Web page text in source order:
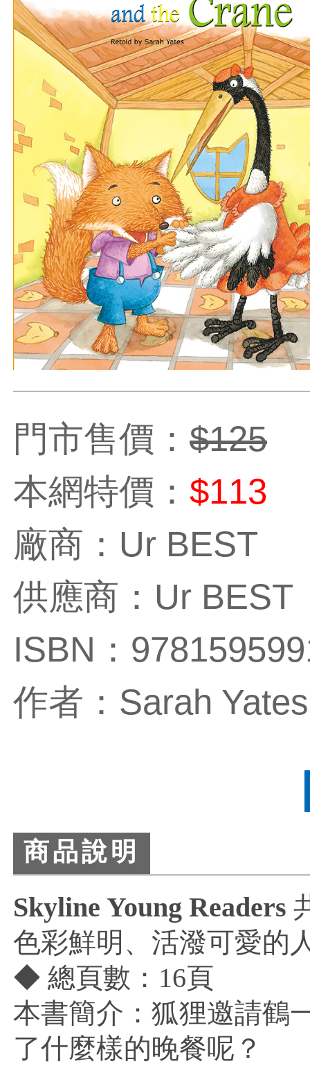
門市售價： $125
本網特價： $113
廠商：Ur BEST
供應商：Ur BEST
ISBN：
作者：Sarah Yates
商品說明
Skyline Young Readers
色彩鮮明、活潑可愛的
◆ 總頁數：16頁
本書簡介：狐狸邀請鶴
了什麼樣的晚餐呢？